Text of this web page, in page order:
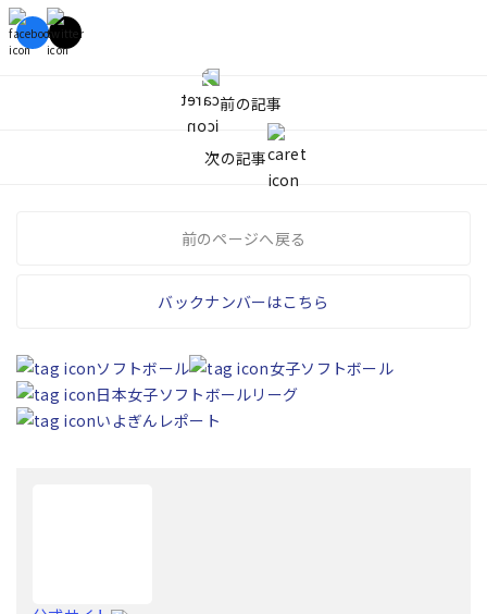
前の記事
次の記事
前のページへ戻る
バックナンバーはこちら
ソフトボール
女子ソフトボール
日本女子ソフトボールリーグ
いよぎんレポート